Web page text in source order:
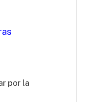
por la